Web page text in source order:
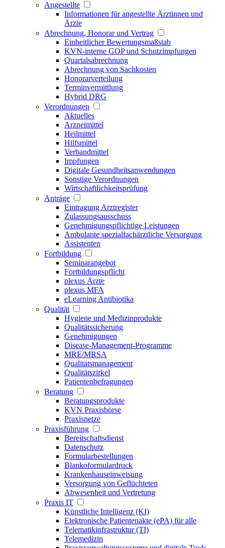
Angestellte
Informationen für angestellte Ärztinnen und
Ärzte
Abrechnung, Honorar und Vertrag
Einheitlicher Bewertungsmaßstab
KVN-interne GOP und Schutzimpfungen
Quartalsabrechnung
Abrechnung von Sachkosten
Honorarverteilung
Terminvermittlung
Hybrid DRG
Verordnungen
Aktuelles
Arzneimittel
Heilmittel
Hilfsmittel
Verbandmittel
Impfungen
Digitale Gesundheitsanwendungen
Sonstige Verordnungen
Wirtschaftlichkeitsprüfung
Anträge
Eintragung Arztregister
Zulassungsausschuss
Genehmigungspflichtige Leistungen
Ambulante spezialfachärztliche Versorgung
Assistenten
Fortbildung
Seminarangebot
Fortbildungspflicht
plexus Ärzte
plexus MFA
eLearning Antibiotika
Qualität
Hygiene und Medizinprodukte
Qualitätssicherung
Genehmigungen
Disease-Management-Programme
MRE/MRSA
Qualitätsmanagement
Qualitätszirkel
Patientenbefragungen
Beratung
Beratungsprodukte
KVN Praxisbörse
Praxisnetze
Praxisführung
Bereitschaftsdienst
Datenschutz
Formularbestellungen
Blankoformulardruck
Krankenhauseinweisung
Versorgung von Geflüchteten
Abwesenheit und Vertretung
Praxis IT
Künstliche Intelligenz (KI)
Elektronische Patientenakte (ePA) für alle
Telematikinfrastruktur (TI)
Telemedizin